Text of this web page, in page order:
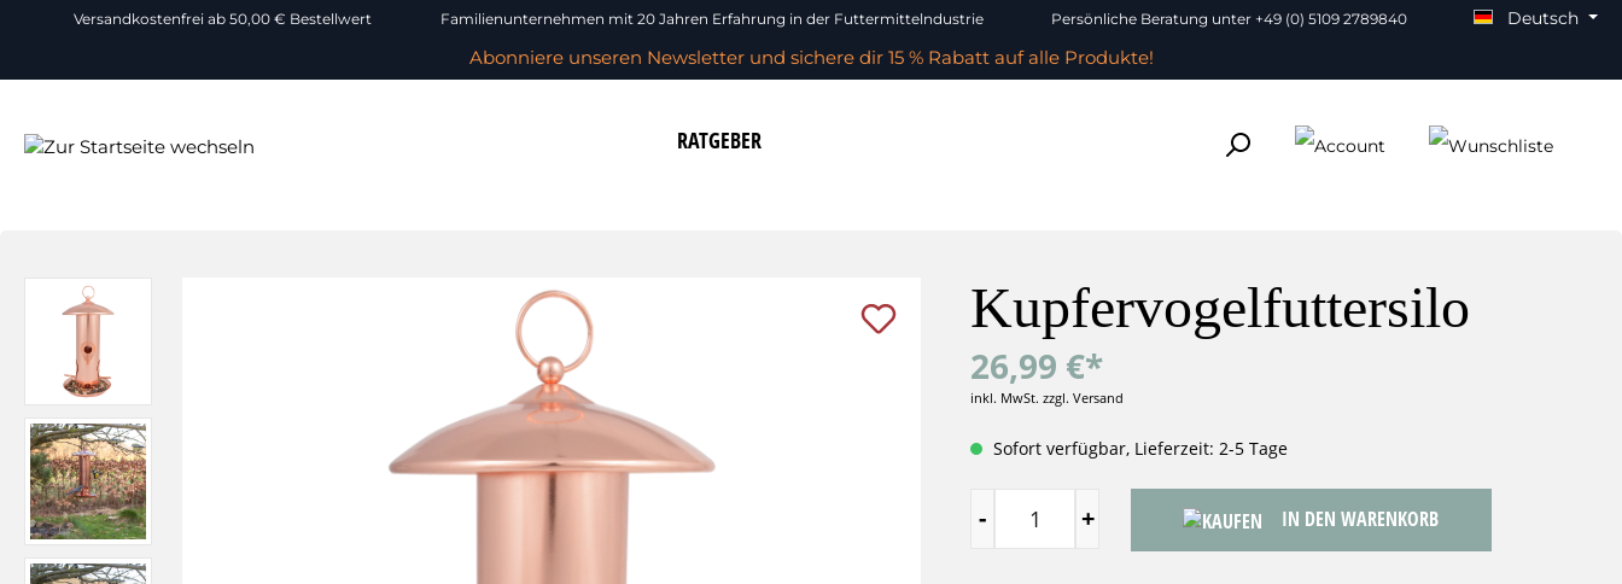
Versandkostenfrei ab 50,00 € Bestellwert Familienunternehmen mit 20 Jahren Erfahrung in der Futtermittelndustrie Persönliche Beratung unter +49 (0) 5109 2789840 Deutsch
Abonniere unseren Newsletter und sichere dir 15 % Rabatt auf alle Produkte!
RATGEBER
Kupfervogelfuttersilo
26,99 €*
inkl. MwSt. zzgl. Versand
Sofort verfügbar, Lieferzeit: 2-5 Tage
IN DEN WARENKORB